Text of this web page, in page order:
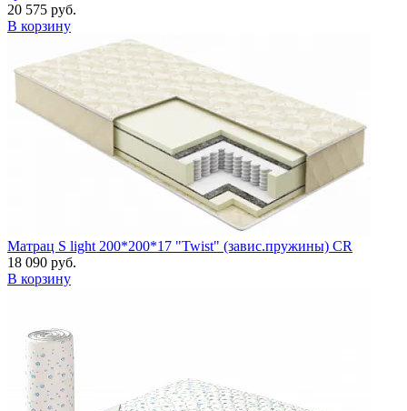
20 575 руб.
В корзину
Матрац S light 200*200*17 "Twist" (завис.пружины) CR
18 090 руб.
В корзину